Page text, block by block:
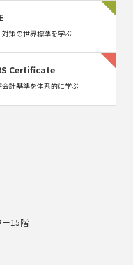
対策の世界標準を学ぶ
Certificate
会計基準を体系的に学ぶ
ー15階